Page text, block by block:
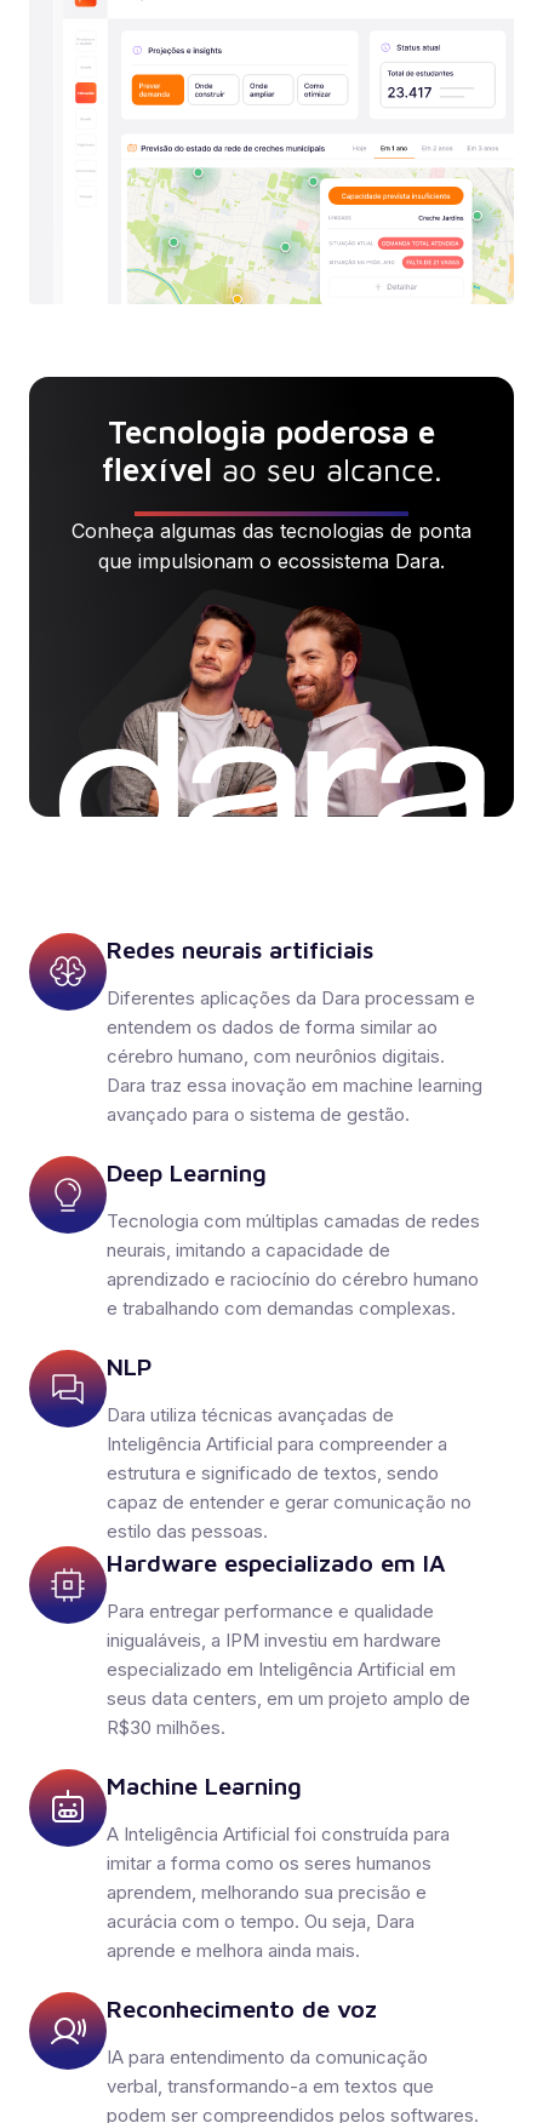
Tecnologia poderosa e
flexível ao seu alcance.
Conheça algumas das tecnologias de ponta
que impulsionam o ecossistema Dara.
Redes neurais artificiais
Diferentes aplicações da Dara processam e
entendem os dados de forma similar ao
cérebro humano, com neurônios digitais.
Dara traz essa inovação em machine learning
avançado para o sistema de gestão.
Deep Learning
Tecnologia com múltiplas camadas de redes
neurais, imitando a capacidade de
aprendizado e raciocínio do cérebro humano
e trabalhando com demandas complexas.
NLP
Dara utiliza técnicas avançadas de
Inteligência Artificial para compreender a
estrutura e significado de textos, sendo
capaz de entender e gerar comunicação no
estilo das pessoas.
Hardware especializado em IA
Para entregar performance e qualidade
inigualáveis, a IPM investiu em hardware
especializado em Inteligência Artificial em
seus data centers, em um projeto amplo de
R$30 milhões.
Machine Learning
A Inteligência Artificial foi construída para
imitar a forma como os seres humanos
aprendem, melhorando sua precisão e
acurácia com o tempo. Ou seja, Dara
aprende e melhora ainda mais.
Reconhecimento de voz
IA para entendimento da comunicação
verbal, transformando-a em textos que
podem ser compreendidos pelos softwares.